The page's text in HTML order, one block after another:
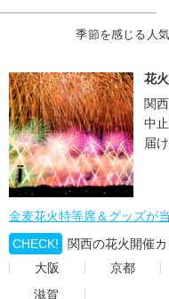
季節を感じる人
花
関
中
届け
金麦花火特等席＆グッズが
CHECK!
関西の花火開催
大阪
京都
滋賀